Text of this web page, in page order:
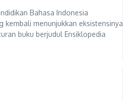
Bahasa Indonesia
kembali menunjukkan eksistensinya
buku berjudul Ensiklopedia